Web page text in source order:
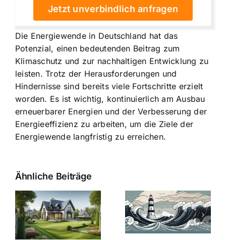
Jetzt unverbindlich anfragen
Die Energiewende in Deutschland hat das
Potenzial, einen bedeutenden Beitrag zum
Klimaschutz und zur nachhaltigen Entwicklung zu
leisten. Trotz der Herausforderungen und
Hindernisse sind bereits viele Fortschritte erzielt
worden. Es ist wichtig, kontinuierlich am Ausbau
erneuerbarer Energien und der Verbesserung der
Energieeffizienz zu arbeiten, um die Ziele der
Energiewende langfristig zu erreichen.
Ähnliche Beiträge
Bauzinsen im
Sturm: Die
aktuelle
Entwicklung
Die Evolution
der
Bauzinsen: Ein
Blick in die